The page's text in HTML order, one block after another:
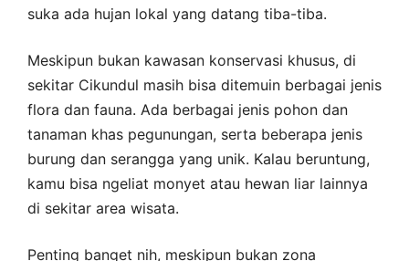
suka ada hujan lokal yang datang tiba-tiba.
Meskipun bukan kawasan konservasi khusus, di
sekitar Cikundul masih bisa ditemuin berbagai jenis
flora dan fauna. Ada berbagai jenis pohon dan
tanaman khas pegunungan, serta beberapa jenis
burung dan serangga yang unik. Kalau beruntung,
kamu bisa ngeliat monyet atau hewan liar lainnya
di sekitar area wisata.
Penting banget nih, meskipun bukan zona